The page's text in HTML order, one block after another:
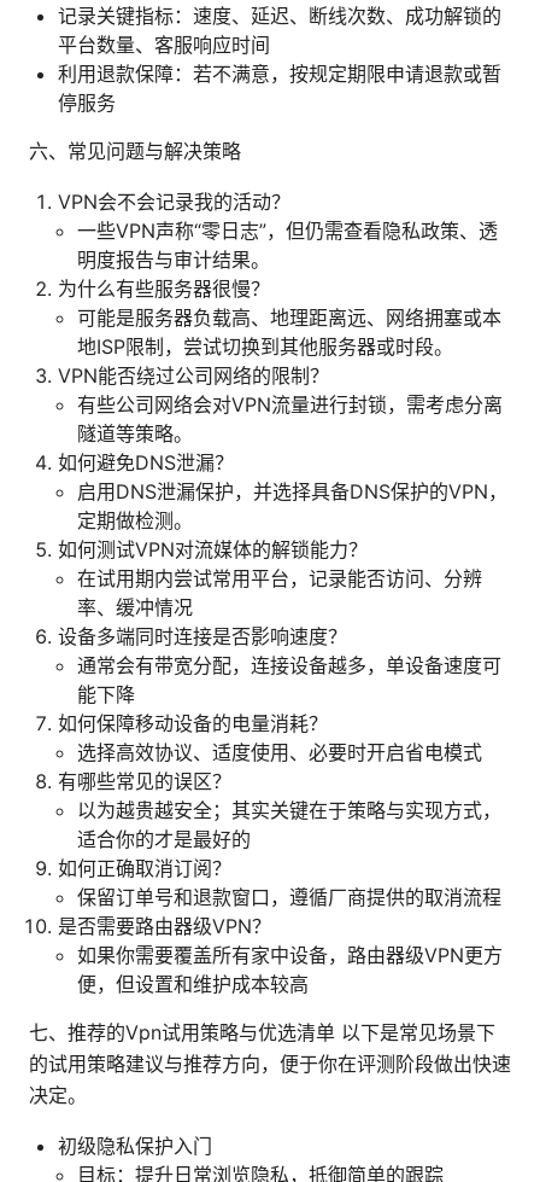
记录关键指标：速度、延迟、断线次数、成功解锁的
平台数量、客服响应时间
利用退款保障：若不满意，按规定期限申请退款或暂
停服务
六、常见问题与解决策略
VPN会不会记录我的活动？
一些VPN声称“零日志”，但仍需查看隐私政策、透
明度报告与审计结果。
为什么有些服务器很慢？
可能是服务器负载高、地理距离远、网络拥塞或本
地ISP限制，尝试切换到其他服务器或时段。
VPN能否绕过公司网络的限制？
有些公司网络会对VPN流量进行封锁，需考虑分离
隧道等策略。
如何避免DNS泄漏？
启用DNS泄漏保护，并选择具备DNS保护的VPN，
定期做检测。
如何测试VPN对流媒体的解锁能力？
在试用期内尝试常用平台，记录能否访问、分辨
率、缓冲情况
设备多端同时连接是否影响速度？
通常会有带宽分配，连接设备越多，单设备速度可
能下降
如何保障移动设备的电量消耗？
选择高效协议、适度使用、必要时开启省电模式
有哪些常见的误区？
以为越贵越安全；其实关键在于策略与实现方式，
适合你的才是最好的
如何正确取消订阅？
保留订单号和退款窗口，遵循厂商提供的取消流程
是否需要路由器级VPN？
如果你需要覆盖所有家中设备，路由器级VPN更方
便，但设置和维护成本较高
七、推荐的Vpn试用策略与优选清单 以下是常见场景下
的试用策略建议与推荐方向，便于你在评测阶段做出快速
决定。
初级隐私保护入门
目标：提升日常浏览隐私，抵御简单的跟踪